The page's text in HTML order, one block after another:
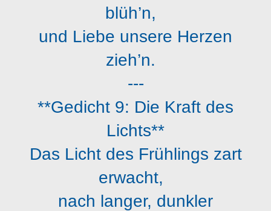
blüh’n,
und Liebe unsere Herzen
zieh’n.
---
**Gedicht 9: Die Kraft des
Lichts**
Das Licht des Frühlings zart
erwacht,
nach langer, dunkler